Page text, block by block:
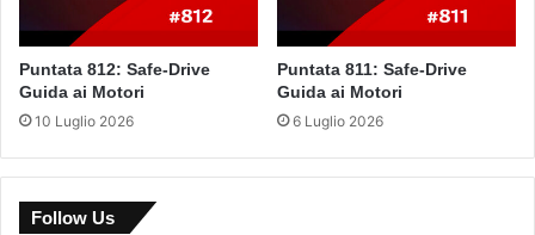
Puntata 812: Safe-Drive
Guida ai Motori
10 Luglio 2026
Puntata 811: Safe-Drive
Guida ai Motori
6 Luglio 2026
Follow Us